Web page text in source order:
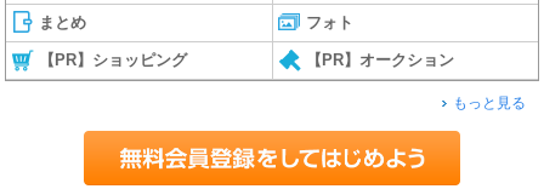
まとめ フォト
【PR】ショッピング 【PR】オークション
もっと見る